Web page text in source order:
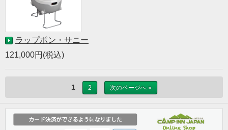
ラップポン・サニー
121,000円(税込)
1 2 次のページへ »